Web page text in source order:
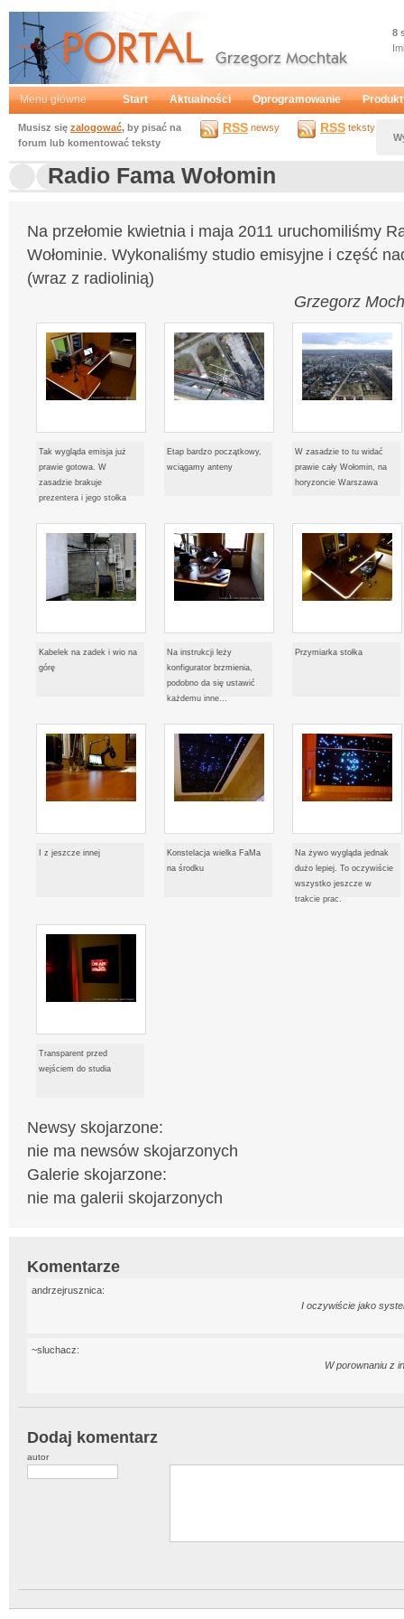
8
Portal Grzegorz Mochtak
Menu główne Start Aktualności Oprogramowanie
RSS newsy RSS teksty
Musisz się zalogować, by pisać na
forum lub komentować teksty
Radio Fama Wołomin
Na przełomie kwietnia i maja 2011 uruchomiliśmy
Wołominie. Wykonaliśmy studio emisyjne i część
(wraz z radiolinią)
Grzegorz
Tak wygląda emisja już
prawie gotowa. W
zasadzie brakuje
prezentera i jego stołka
Etap bardzo początkowy,
wciągamy anteny
W zasadzie to tu widać
prawie cały Wołomin, na
horyzoncie Warszawa
Kabelek na zadek i wio na
górę
Na instrukcji leży
konfigurator brzmienia,
podobno da się ustawić
każdemu inne...
Przymiarka stołka
I z jeszcze innej
Konstelacja wielka FaMa
na środku
Na żywo wygląda jednak
dużo lepiej. To oczywiście
wszystko jeszcze w
trakcie prac.
Transparent przed
wejściem do studia
Newsy skojarzone:
nie ma newsów skojarzonych
Galerie skojarzone:
nie ma galerii skojarzonych
Komentarze
andrzejrusznica:
I oczywiście jako
~sluchacz:
W porownaniu z
Dodaj komentarz
autor